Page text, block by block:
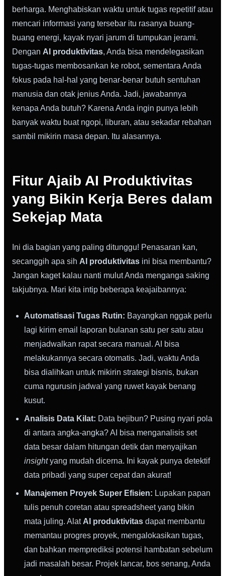
berharga. Menghabiskan waktu untuk tugas repetitif atau
mencari informasi yang tersebar itu rasanya buang-
buang energi, kayak nyari jarum di tumpukan jerami.
Dengan AI produktivitas, Anda bisa mendelegasikan
tugas-tugas membosankan ke robot, sementara Anda
fokus pada hal-hal yang benar-benar butuh sentuhan
manusia dan otak jenius Anda. Jadi, jawabannya
kenapa Anda butuh? Karena Anda ingin punya lebih
banyak waktu buat ngopi, liburan, atau sekadar rebahan
sambil mikirin masa depan. Itu alasannya.
Fitur Ajaib AI Produktivitas
yang Bikin Kerja Beres dalam
Sekejap Mata
Ini dia bagian yang paling ditunggu! Penasaran kan,
secanggih apa sih AI produktivitas ini bisa membantu?
Jangan kaget kalau nanti mulut Anda menganga saking
takjubnya. Mari kita intip beberapa keajaibannya:
Automatisasi Tugas Rutin: Bayangkan nggak perlu
lagi kirim email laporan bulanan satu per satu atau
menjadwalkan rapat secara manual. AI bisa
melakukannya secara otomatis. Jadi, waktu Anda
bisa dialihkan untuk mikirin strategi bisnis, bukan
cuma ngurusin jadwal yang ruwet kayak benang
kusut.
Analisis Data Kilat: Data bejibun? Pusing nyari pola
di antara angka-angka? AI bisa menganalisis set
data besar dalam hitungan detik dan menyajikan
insightyang mudah dicerna. Ini kayak punya detektif
data pribadi yang super cepat dan akurat!
Manajemen Proyek Super Efisien: Lupakan papan
tulis penuh coretan atau spreadsheet yang bikin
mata juling. Alat AI produktivitas dapat membantu
memantau progres proyek, mengalokasikan tugas,
dan bahkan memprediksi potensi hambatan sebelum
jadi masalah besar. Projek lancar, bos senang, Anda